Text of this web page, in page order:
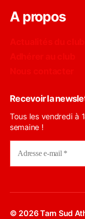
A propos
Recevoir la
Tous les vendredi à
semaine !
© 2026Tarn Sud